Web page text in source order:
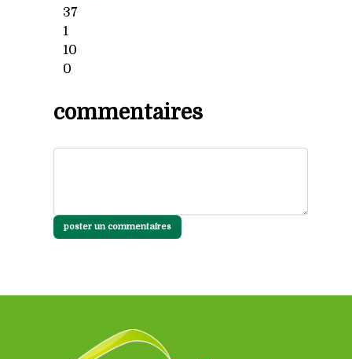
37
1
10
0
commentaires
poster un commentaires